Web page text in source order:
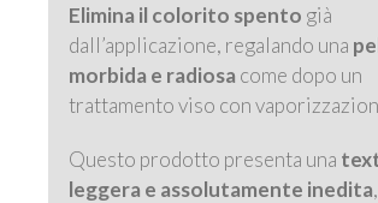
Elimina il colorito spento già
dall’applicazione, regalando una
morbida e radiosa come dopo un
trattamento viso con
Questo prodotto presenta una
leggera e assolutamente inedita